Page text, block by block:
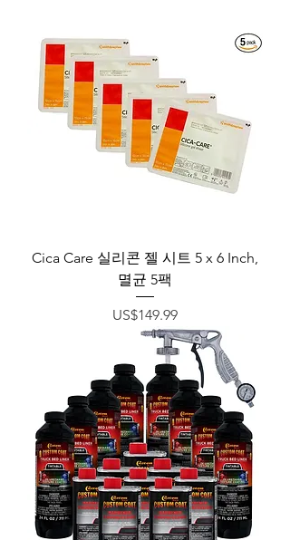
Cica Care 실리콘 젤 시트 5 x 6 Inch,
멸균 5팩
가격
US$149.99